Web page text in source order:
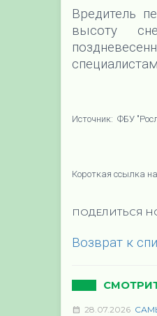
Вредитель
высоту
Источник: ФБУ
Короткая ссылка
ПОДЕЛИТЬСЯ
Возврат к
28.07.2026